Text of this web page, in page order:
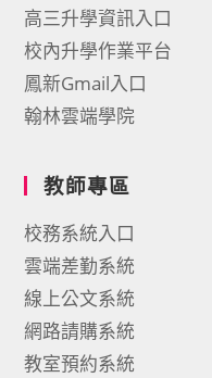
高三升學資訊入口
校內升學作業平台
鳳新Gmail入口
翰林雲端學院
教師專區
校務系統入口
雲端差勤系統
線上公文系統
網路請購系統
教室預約系統